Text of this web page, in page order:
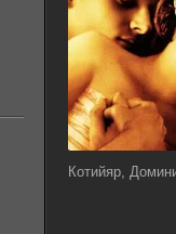
Котийяр,